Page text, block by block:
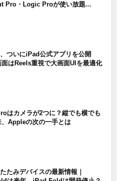
Pro・Logic Proが使い放題...
ついにiPad公式アプリを公開
はReels重視で大画面UIを最適化
はカメラが2つに？縦でも横でも
、Appleの次の一手とは
たみデバイスの最新情報｜